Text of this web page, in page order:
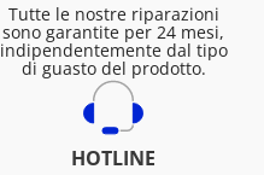
Tutte le nostre riparazioni
sono garantite per 24 mesi,
indipendentemente dal tipo
di guasto del prodotto.
HOTLINE